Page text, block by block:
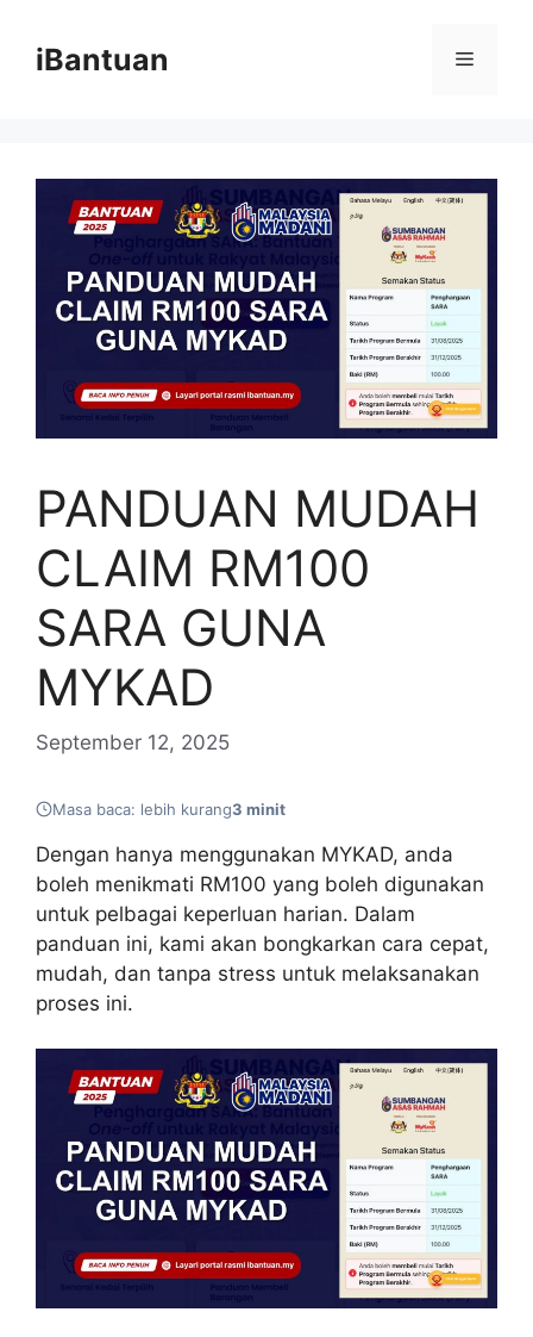
contentiBantuan Menu
PANDUAN MUDAH
CLAIM RM100
SARA GUNA
MYKAD
September 12, 2025
Masa baca: lebih kurang3 minit
Dengan hanya menggunakan MYKAD, anda
boleh menikmati RM100 yang boleh digunakan
untuk pelbagai keperluan harian. Dalam
panduan ini, kami akan bongkarkan cara cepat,
mudah, dan tanpa stress untuk melaksanakan
proses ini.